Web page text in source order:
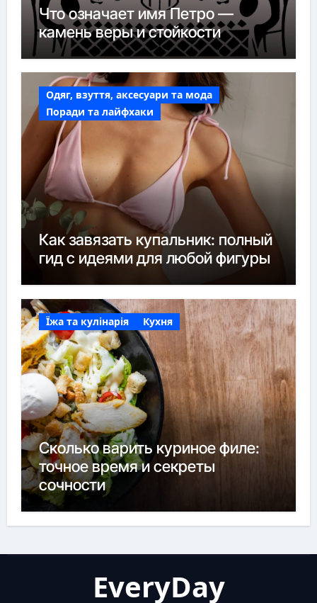
Что означает имя Петро —
камень веры и стойкости
Одяг, взуття, аксесуари та мода
Поради та лайфхаки
Как завязать купальник: полный
гид с идеями для любой фигуры
Їжа та кулінарія Кухня
Сколько варить куриное филе:
точное время и секреты
сочности
EveryDay